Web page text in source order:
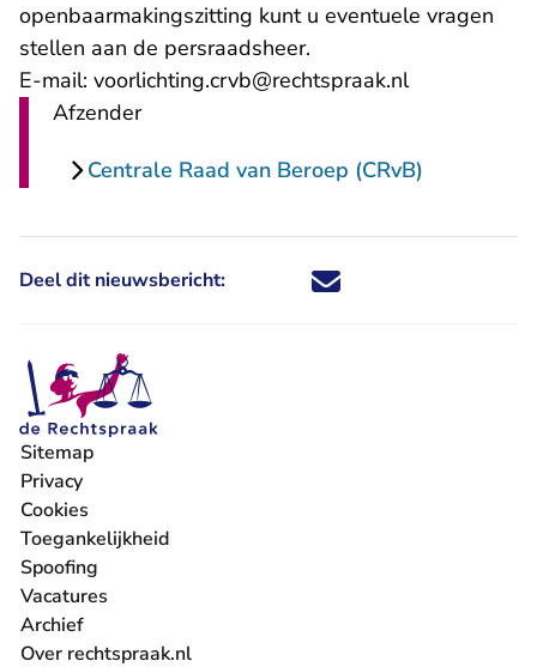
openbaarmakingszitting kunt u eventuele vragen
stellen aan de persraadsheer.
E-mail: voorlichting.crvb@rechtspraak.nl- U verlaat
Afzender
Centrale Raad van Beroep (CRvB)
Deel dit nieuwsbericht: Deel dit nieuwsbericht via X -
Deel dit nieuwsbericht via
Deel dit nieuwsbericht
Deel dit
Sitemap
Privacy
Cookies
Toegankelijkheid
Spoofing
Vacatures
- U verlaat Rechtspraak.nl
Archief
Over rechtspraak.nl